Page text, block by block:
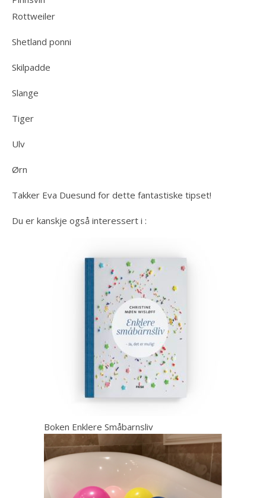
Rottweiler
Shetland ponni
Skilpadde
Slange
Tiger
Ulv
Ørn
Takker Eva Duesund for dette fantastiske tipset!
Du er kanskje også interessert i :
Boken Enklere Småbarnsliv